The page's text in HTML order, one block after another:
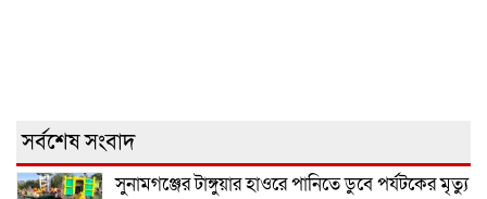
সর্বশেষ সংবাদ
সুনামগঞ্জের টাঙ্গুয়ার হাওরে পানিতে ডুবে পর্যটকের মৃত্যু